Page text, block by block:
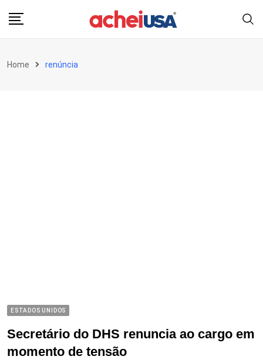
Home renúncia
ESTADOS UNIDOS
Secretário do DHS renuncia ao cargo em
momento de tensão